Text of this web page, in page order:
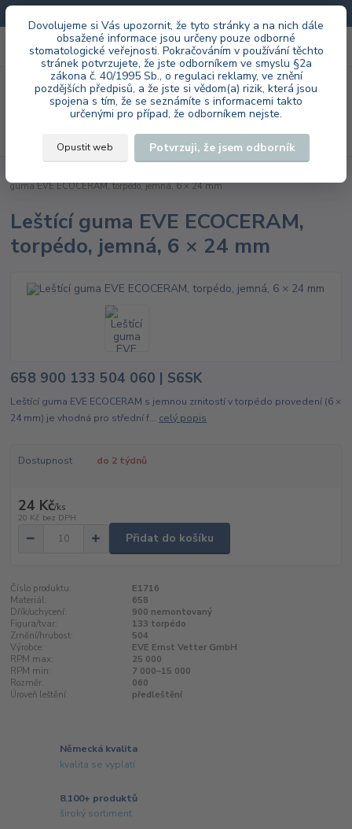
Dovolujeme si Vás upozornit, že tyto stránky a na nich dále
obsažené informace jsou určeny pouze odborné
stomatologické veřejnosti. Pokračováním v používání těchto
stránek potvrzujete, že jste odborníkem ve smyslu §2a
zákona č. 40/1995 Sb., o regulaci reklamy, ve znění
pozdějších předpisů, a že jste si vědom(a) rizik, která jsou
spojena s tím, že se seznámíte s informacemi takto
určenými pro případ, že odborníkem nejste.
Opustit web Potvrzuji, že jsem odborník
Menu
Hledat
+420 603 985 555 za0 Kč
guma EVE ECOCERAM, torpédo, jemná, 6 × 24 mm
Leštící guma EVE ECOCERAM,
torpédo, jemná, 6 × 24 mm
658 900 133 504 060 | S6SK
Leštící guma EVE ECOCERAM s jemnou zrnitostí v torpédo provedení (6 ×
24 mm) je vhodná pro střední f... celý popis
Dostupnost do 2 týdnů
24 Kč/ks
20 Kč bez DPH
Přidat do košíku
Číslo produktu:
E1716
Materiál:
658
Dřík/uchycení:
900 nemontovaný
Figura/tvar:
133 torpédo
Zrnění/hrubost:
504
Výrobce:
EVE Ernst Vetter GmbH
RPM max:
25 000
RPM min:
7 000–15 000
Rozměr:
060
Úroveň leštění:
předleštění
Německá kvalita
kvalita se vyplatí
8.100+ produktů
široký sortiment